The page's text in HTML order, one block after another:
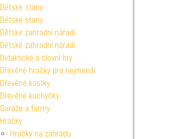
Dětské stany
Dětské stany
Dětské zahradní nářadí
Dětské zahradní nářadí
Didaktické a slovní hry
Dřevěné hračky pro nejmenší
Dřevěné kostky
Dřevěné kuchyňky
Garáže a farmy
Hračky
Hračky na zahradu